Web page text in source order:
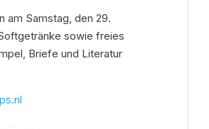
am Samstag, den 29.
sowie freies
Briefe und Literatur